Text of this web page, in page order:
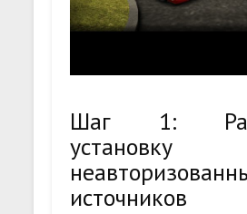
Шаг 1:
источников